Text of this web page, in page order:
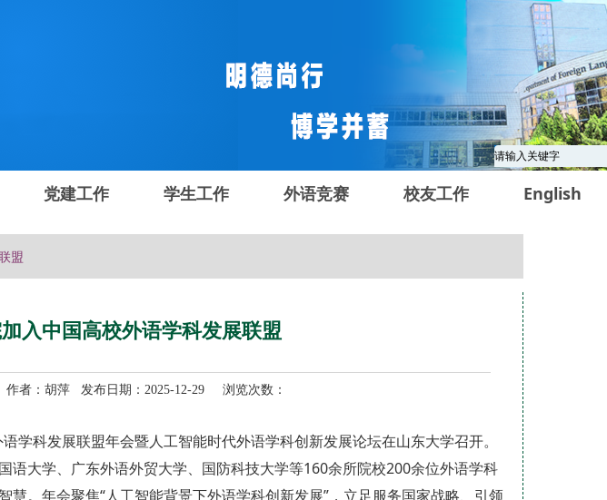
党建工作 学生工作 外语竞赛 校友工作 English
盟
入中国高校外语学科发展联盟
者：胡萍 发布日期：2025-12-29 浏览次数：
学科发展联盟年会暨人工智能时代外语学科创新发展论坛在山东大学召开。
语大学、广东外语外贸大学、国防科技大学等160余所院校200余位外语学科
慧。年会聚焦“人工智能背景下外语学科创新发展”，立足服务国家战略、引领